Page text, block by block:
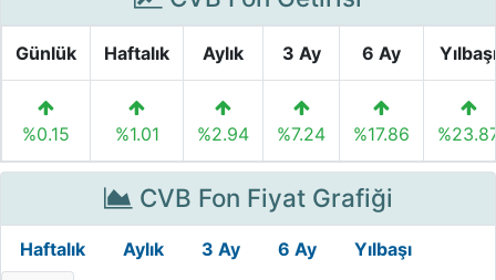
Günlük Haftalık Aylık 3 Ay 6 Ay Yılbaşı
%0.15 %1.01 %2.94 %7.24 %17.86
CVB Fon Fiyat Grafiği
Haftalık Aylık 3 Ay 6 Ay Yılbaşı